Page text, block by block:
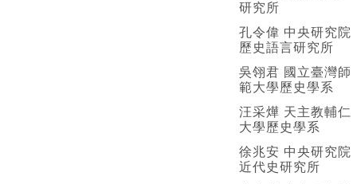
研究所
孔令偉 中央研究院
歷史語言研究所
吳翎君 國立臺灣師
範大學歷史學系
汪采燁 天主教輔仁
大學歷史學系
徐兆安 中央研究院
近代史研究所